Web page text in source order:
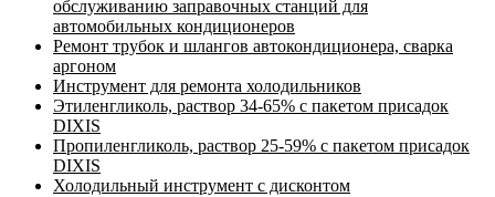
обслуживанию заправочных станций для
автомобильных кондиционеров
Ремонт трубок и шлангов автокондиционера, сварка
аргоном
Инструмент для ремонта холодильников
Этиленгликоль, раствор 34-65% с пакетом присадок
DIXIS
Пропиленгликоль, раствор 25-59% с пакетом присадок
DIXIS
Холодильный инструмент с дисконтом